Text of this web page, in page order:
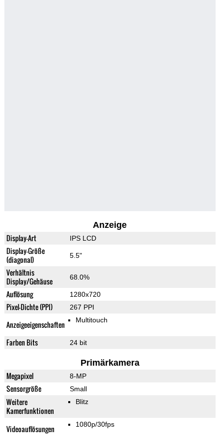
Anzeige
Display-Art IPS LCD
Display-Größe
(diagonal)
5.5"
Verhältnis
Display/Gehäuse
68.0%
Auflösung 1280x720
Pixel-Dichte (PPI) 267 PPI
Anzeigeeigenschaften Multitouch
Farben Bits 24 bit
Primärkamera
Megapixel 8-MP
Sensorgröße Small
Weitere
Kamerfunktionen
Blitz
Videoauflösungen 1080p/30fps